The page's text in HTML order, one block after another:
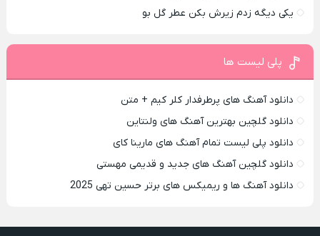
یکی دیگه زدم زیرش بکن عطر گل بو
پلی لیست ها
دانلود آهنگ های پرطرفدار کلر کیم + متن
دانلود گلچین بهترین آهنگ های ولنتاین
دانلود پلی لیست تمام آهنگ های مارینا کای
دانلود گلچین آهنگ های جدید و قدیمی مهستی
دانلود آهنگ ها و ریمیکس های برتر حسین تهی 2025